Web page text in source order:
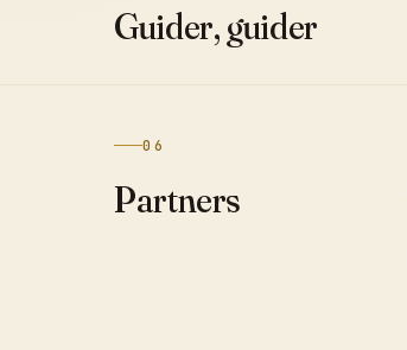
Guider, guider
06
Partners